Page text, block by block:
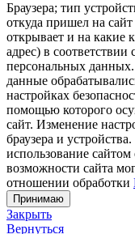
Браузера; тип
откуда пришел на
открывает и на какие
адрес) в
персональных
данные
настройках
помощью которого
сайт. Изменение
браузера и
использование
возможности сайта
отношении обработки
Принимаю
Закрыть
Вернуться